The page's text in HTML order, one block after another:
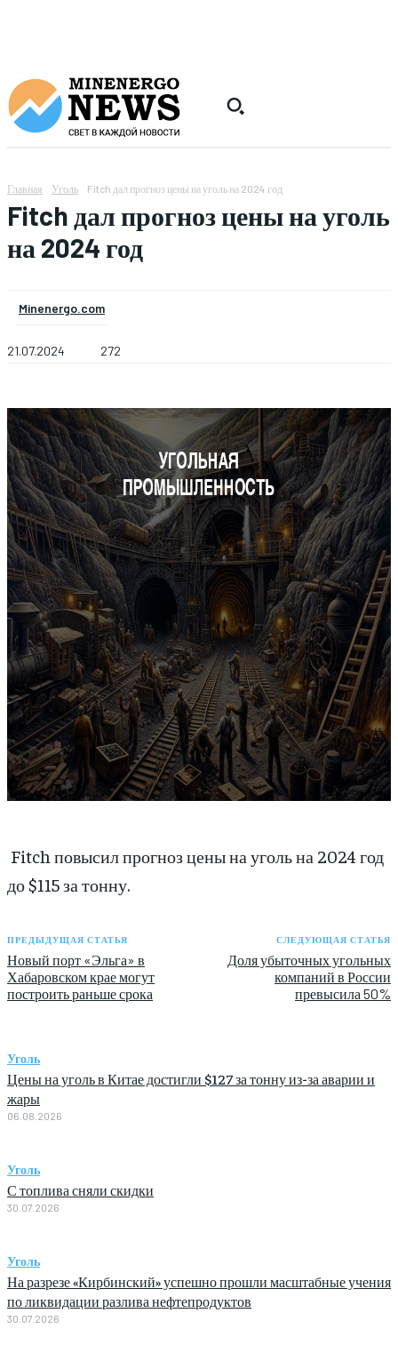
Главная Уголь Fitch дал прогноз цены на уголь на 2024 год
Fitch дал прогноз цены на уголь
на 2024 год
Minenergo.com
21.07.2024 272
Fitch повысил прогноз цены на уголь на 2024 год
до $115 за тонну.
ПРЕДЫДУЩАЯ СТАТЬЯ
Новый порт «Эльга» в
Хабаровском крае могут
построить раньше срока
СЛЕДУЮЩАЯ СТАТЬЯ
Доля убыточных угольных
компаний в России
превысила 50%
Уголь
Цены на уголь в Китае достигли $127 за тонну из-за аварии и
жары
06.08.2026
Уголь
С топлива сняли скидки
30.07.2026
Уголь
На разрезе «Кирбинский» успешно прошли масштабные учения
по ликвидации разлива нефтепродуктов
30.07.2026